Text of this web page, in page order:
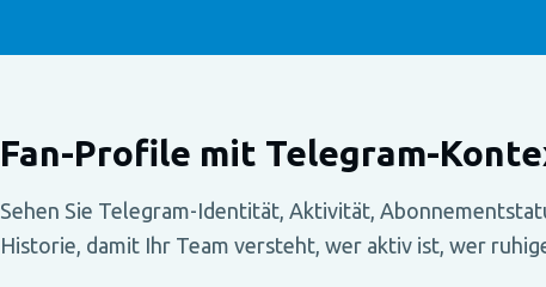
Fan-Profile mit Telegram-
Sehen Sie Telegram-Identität, Aktivität,
Historie, damit Ihr Team versteht, wer aktiv ist, wer